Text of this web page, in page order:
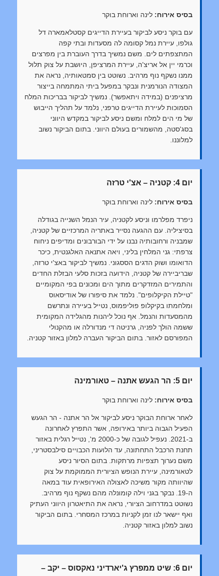
בסיס אירוח: לינה וארוחת בוקר
עם בוקר ניסע לביקור בעיירת הדייגים קסטלאמארה דל
גולפו, עיירת נמל קסומה לה מסעדות ובתי קפה
המתצפתים לים. משם נמשיך בדרך העוברת בין מפרצים
וכרמי יין אל אריצ'ה, עיירת המרציפן, היושבת על צוק תלול
ממנו נשקף נוף מרהיב. נשוטט בין סמטאותיה, נראה את
המצודה הנורמנית ונבקר במפעל ביתי המתמחה בייצור
מרציפנים (במידה ויתאפשר). נמשיך לביקור בבריכות המלח
הסמוכות לעיירת הדייגים טרפני, נלמד על תהליך הייבוש
של מי הים למלח ומשם ניסע לביקור במקדש היווני
בסג'סטה, מהשמורים בעולם היווני. בתום הביקור נשוב
למלוננו.
יום 4: קטניה – אצ'י טרזה
בסיס אירוח: לינה וארוחת בוקר
ניפרד מפלרמו וניסע לקטניה, עיר הנמל השנייה בגודלה
בסיציליה. עם ההגעה נסייר באתריה המרכזיים של קטניה,
שמבניה ורחובותיה נבנו על ידי הבורבונים ומדיפים ניחוח
צרפתי: גני המלחין בליני, ויאה אתנאה האלגנטית, כיכר
הדואומו ושוק הדגים הססגוני. נמשיך לביקור באצ'י טרזה,
שבריביירה של קטניה, הידועה בזכות סלעי הבזלת החדים
והתמירים המזדקרים מתוך הים ומכונים בפי המקומיים
"טיילת הקיקלופים". נלמד את סיפורו של אודיסאוס
ומלחמתו בקיקלופ פוליפמוס, נטייל בעיירה ונתרשם
מהמסעדות והנמל. אף נוכל ליהנות מהגלידה המקומית
ששמה הולך לפניה, גרניטה די מנדורלה או מהקנולי
המפורסם לאזור. בתום הביקור העברה למלון באזור קטניה.
יום 5: הר הגעש אתנה – טאורמינה
בסיס אירוח: לינה וארוחת בוקר
לאחר ארוחת הבוקר ניסע לביקור אל הר אתנה - הר הגעש
הפעיל הגבוה ביותר באירופה, אשר התפרץ לאחרונה
ב-2021. נעפיל לגובה של כ-2000 מ', נטייל רגלית באזור
תחנת הרכבל התחתונה, עד הלועות הכבויים סילבסטריני,
משם נערוך תצפיות מרתקות. בתום הסיור ניסע
לטאורמינה, עיירת הנופש הציורית הממוקמת על צוק
שהיוותה מקור משיכה לאצולה האירופאית עוד במאה
ה-19. נבקר בגני וילה קומונלה מהם נשקף נוף מרהיב.
נשוטט במדרחוב הציורי, נראה את התיאטרון היווני העתיק
ואף יישאר לנו זמן לקניות במרכז המסחרי. בתום הביקור
נשוב למלון באזור קטניה.
יום 6: שיט ממפרץ ג'יארדיני נאקסוס – יקב –